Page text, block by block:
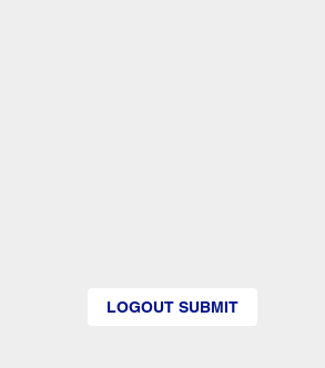
LOGOUT SUBMIT